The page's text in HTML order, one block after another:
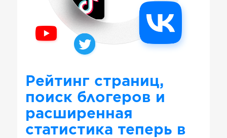
Рейтинг страниц,
поиск блогеров и
расширенная
статистика теперь в